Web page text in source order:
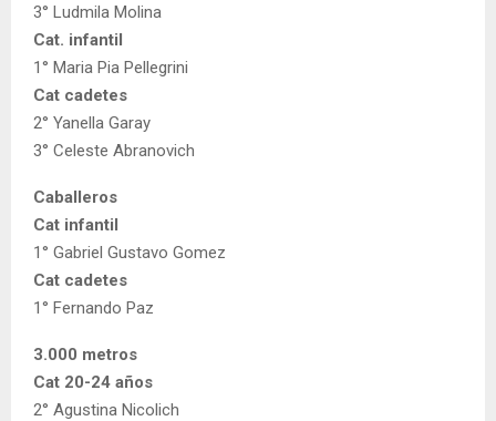
3° Ludmila Molina
Cat. infantil
1° Maria Pia Pellegrini
Cat cadetes
2° Yanella Garay
3° Celeste Abranovich
Caballeros
Cat infantil
1° Gabriel Gustavo Gomez
Cat cadetes
1° Fernando Paz
3.000 metros
Cat 20-24 años
2° Agustina Nicolich